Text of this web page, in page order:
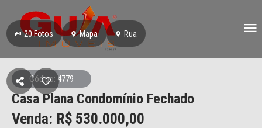
20Fotos Mapa Rua
Código: 4779
Casa Plana Condomínio Fechado
Venda: R$ 530.000,00